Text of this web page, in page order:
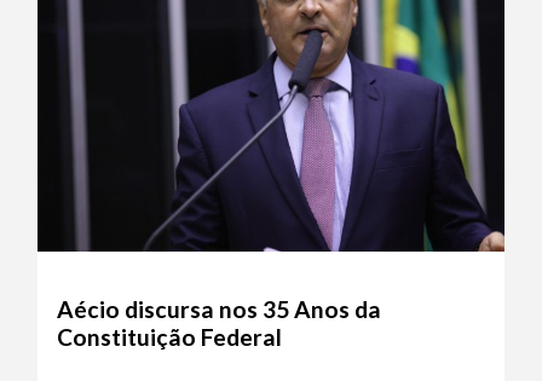
Aécio discursa nos 35 Anos da
Constituição Federal